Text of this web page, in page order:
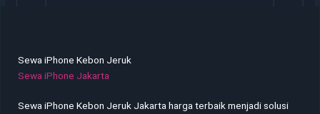
Sewa iPhone Kebon Jeruk
Sewa iPhone Jakarta
Sewa iPhone Kebon Jeruk Jakarta harga terbaik menjadi solusi